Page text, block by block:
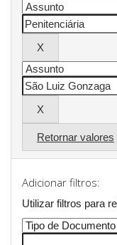
Retornar valores
Adicionar filtros:
Utilizar filtros para